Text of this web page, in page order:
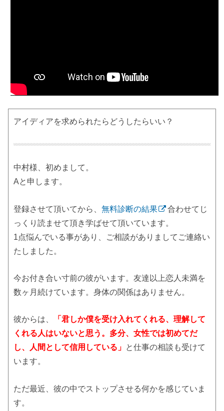
アイディアを求められたらどうしたらいい？
中村様、初めまして。
Aと申します。
登録させて頂いてから、無料診断の結果
合わせてじ
っくり読ませて頂き学ばせて頂いています。
1点悩んでいる事があり、ご相談がありましてご連絡い
たしました。
今お付き合い寸前の彼がいます。友達以上恋人未満を
数ヶ月続けています。身体の関係はありません。
彼からは、
「君しか僕を受け入れてくれる、理解して
くれる人はいないと思う。多分、女性では初めてだ
し、人間として信用している」 と仕事の相談も受けて
います。
ただ最近、彼の中でストップさせる何かを感じていま
す。